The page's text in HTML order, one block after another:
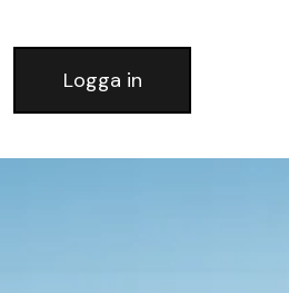
Logga in